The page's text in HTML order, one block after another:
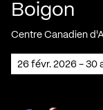
Boigon
Centre Canadien
26 févr. 2026 - 30